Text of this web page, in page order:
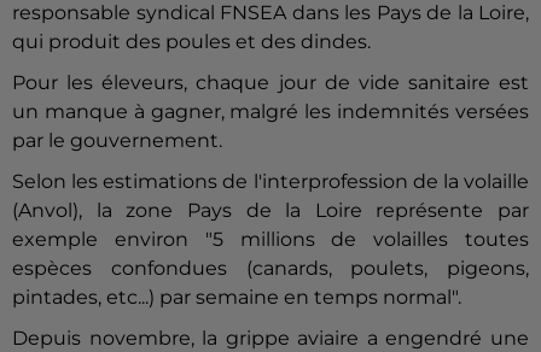
responsable syndical FNSEA dans les Pays de la Loire,
qui produit des poules et des dindes.
Pour les éleveurs, chaque jour de vide sanitaire est
un manque à gagner, malgré les indemnités versées
par le gouvernement.
Selon les estimations de l'interprofession de la volaille
(Anvol), la zone Pays de la Loire représente par
exemple environ "5 millions de volailles toutes
espèces confondues (canards, poulets, pigeons,
pintades, etc...) par semaine en temps normal".
Depuis novembre, la grippe aviaire a engendré une